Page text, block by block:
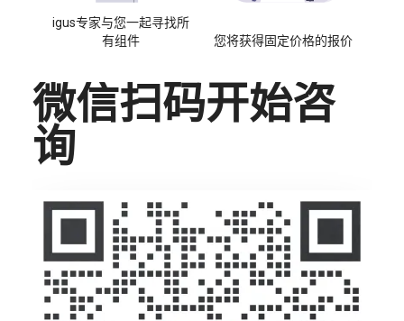
igus专家与您一起寻找所
有组件
您将获得固定价格的报价
微信扫码开始咨
询